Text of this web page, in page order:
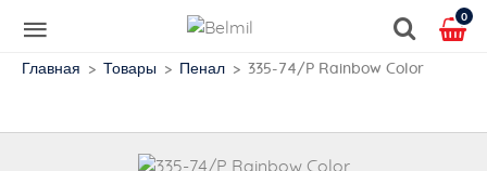
0
Главная Товары Пенал 335-74/P Rainbow Color